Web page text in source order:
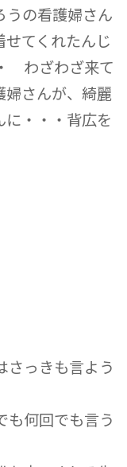
うの看護婦さん
てくれたんじ
わざわざ来て
婦さんが、綺麗
に・・・背広を
さっきも言よう
も何回でも言う